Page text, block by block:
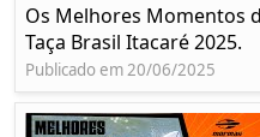
Os Melhores Momentos
Taça Brasil Itacaré 2025.
Publicado em 20/06/2025